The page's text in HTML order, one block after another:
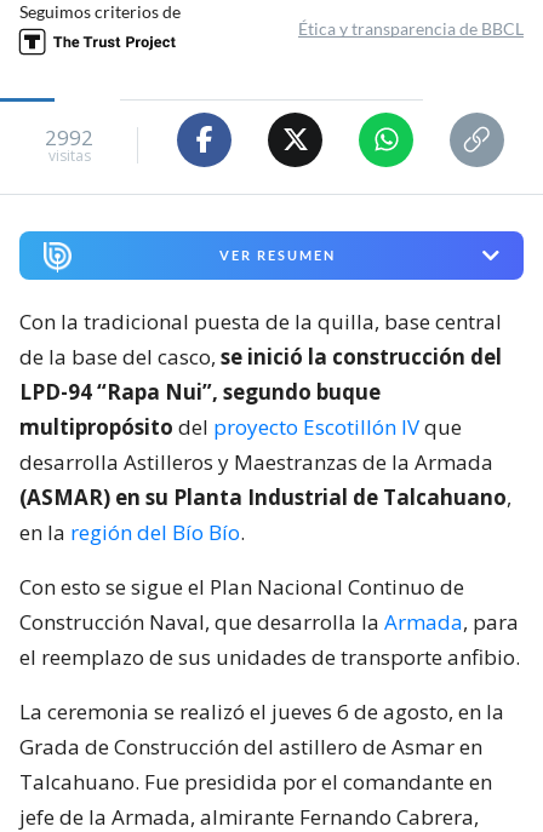
Seguimos criterios de
Ética y transparencia de BBCL
2992
visitas
VER RESUMEN
Con la tradicional puesta de la quilla, base central
de la base del casco, se inició la construcción del
LPD-94 “Rapa Nui”, segundo buque
multipropósito del proyecto Escotillón IVque
desarrolla Astilleros y Maestranzas de la Armada
(ASMAR) en su Planta Industrial de Talcahuano,
en la región del Bío Bío.
Con esto se sigue el Plan Nacional Continuo de
Construcción Naval, que desarrolla la Armada, para
el reemplazo de sus unidades de transporte anfibio.
La ceremonia se realizó el jueves 6 de agosto, en la
Grada de Construcción del astillero de Asmar en
Talcahuano. Fue presidida por el comandante en
jefe de la Armada, almirante Fernando Cabrera,